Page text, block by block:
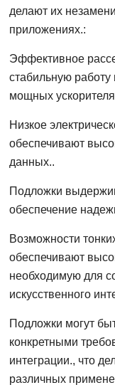
делают их
приложениях.:
Эффективное
стабильную
мощных
Низкое
обеспечивают
данных..
Подложки
обеспечение
Возможности
обеспечивают
необходимую для
искусственного
Подложки могут
конкретными
интеграции., что
различных